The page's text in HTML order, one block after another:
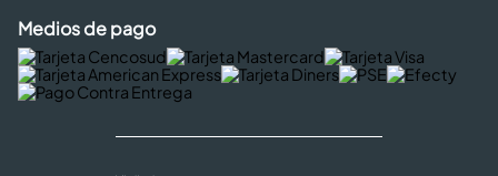
Medios de pago